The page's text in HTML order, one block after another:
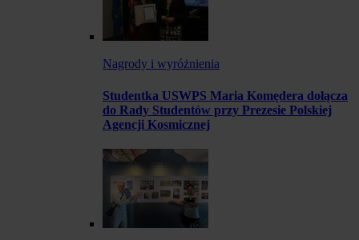
Nagrody i wyróżnienia
Studentka USWPS Maria Komędera dołącza
do Rady Studentów przy Prezesie Polskiej
Agencji Kosmicznej